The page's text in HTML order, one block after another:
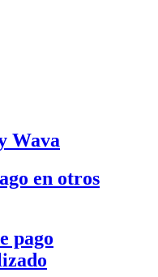
Wava
en otros
pago